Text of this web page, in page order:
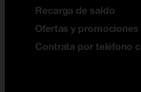
Recarga de saldo
Ofertas y promociones
Contrata por teléfono